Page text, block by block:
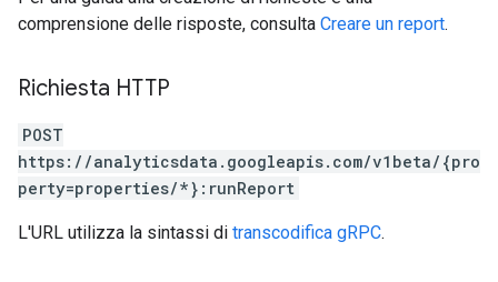
comprensione delle risposte, consulta Creare un report.
Richiesta HTTP
POST
https://analyticsdata.googleapis.com/v1beta/{pro
perty=properties/*}:runReport
L'URL utilizza la sintassi di transcodifica gRPC.